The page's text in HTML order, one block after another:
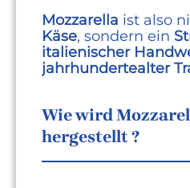
Mozzarella ist also
Käse, sondern ein
italienischer
jahrhundertealter
Wie wird
hergestellt ?